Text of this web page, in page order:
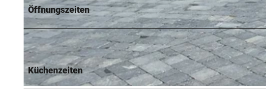
© Hotel Restaurant Grünwalde |CC-BY-SA
Öffnungszeiten
Küchenzeiten